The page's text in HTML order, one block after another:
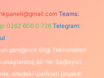
Teams:
0262 606 0 726 Telegram:
gereğince Bilgi Teknolojileri
bir Yer Sağlayıcı
sitedeki içerikleri proaktif